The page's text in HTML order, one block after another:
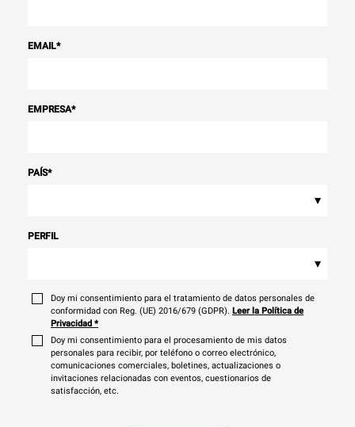
EMAIL*
EMPRESA*
PAÍS*
▾
PERFIL
▾
Doy mi consentimiento para el tratamiento de datos personales de
conformidad con Reg. (UE) 2016/679 (GDPR). Leer la Política de
Privacidad *
Doy mi consentimiento para el procesamiento de mis datos
personales para recibir, por teléfono o correo electrónico,
comunicaciones comerciales, boletines, actualizaciones o
invitaciones relacionadas con eventos, cuestionarios de
satisfacción, etc.